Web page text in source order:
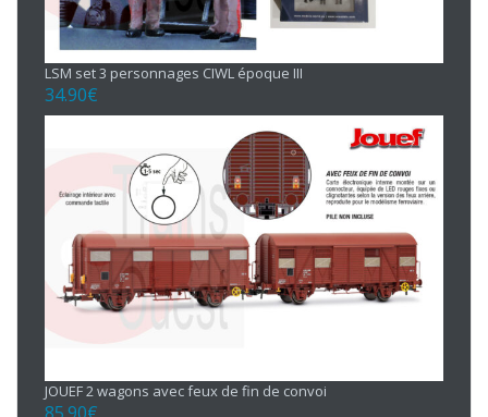
LSM set 3 personnages CIWL époque III
34.90€
JOUEF 2 wagons avec feux de fin de convoi